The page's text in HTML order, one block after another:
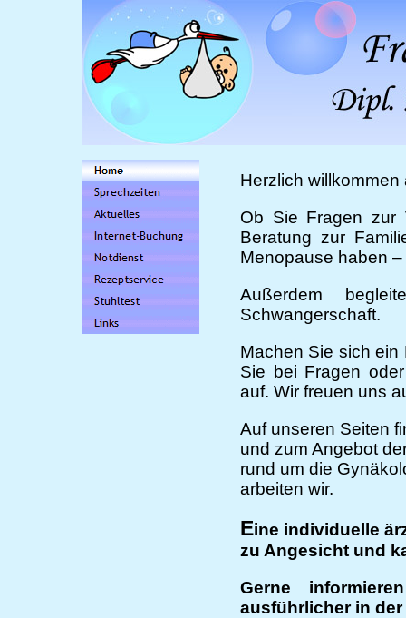
Herzlich
Ob Sie Fragen zur
Beratung zur
Menopause haben
Außerdem
Schwangerschaft.
Machen Sie sich
Sie bei Fragen
auf. Wir freuen uns
Auf unseren Seiten
und zum Angebot
rund um die
arbeiten wir.
Eine individuelle
zu Angesicht und
Gerne
ausführlicher in